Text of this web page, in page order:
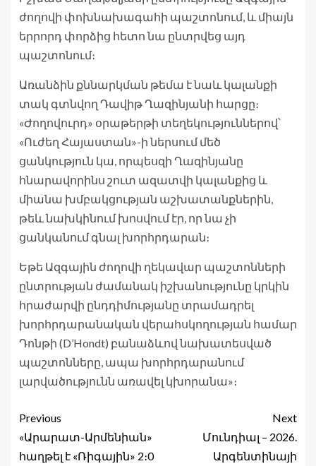
ժողովի փոխնախագահի պաշտոնում, և միայն
երրորդ փորձից հետո նա ընտրվեց այդ
պաշտոնում։
Առանձին քննարկման թեմա է նաև կալանքի
տակ գտնվող Դավիթ Ղազինյանի հարցը։
«Ժողովուրդ» օրաթերթի տեղեկություններով՝
«Ուժեղ Հայաստան»-ի ներսում մեծ
ցանկություն կա, որպեսզի Ղազինյանը
հնարավորինս շուտ ազատվի կալանքից և
միանա խմբակցության աշխատանքներին,
թեև նախկինում խոսվում էր, որ նա չի
ցանկանում գնալ խորհրդարան։
Եթե Ազգային ժողովի ղեկավար պաշտոնների
ընտրության ժամանակ իշխանությունը կրկին
հրաժարվի ընդդիմությանը տրամադրել
խորհրդարանական վերահսկողության համար
Դոնթի (D’Hondt) բանաձևով նախատեսված
պաշտոնները, ապա խորհրդարանում
լարվածությունն առավել կխորանա»։
Previous
«Արարատ-Արմենիան»
հաղթել է «Ռիգային» 2։0
Next
Մունդիալ – 2026.
Արգենտինայի